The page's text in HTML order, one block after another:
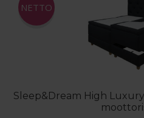
Sleep&Dream High
NETTO